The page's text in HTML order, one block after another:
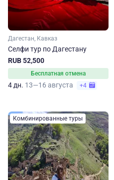
Дагестан, Кавказ
Селфи тур по Дагестану
RUB 52,500
Бесплатная отмена
4 дн. 13—16 августа +4
Комбинированные туры